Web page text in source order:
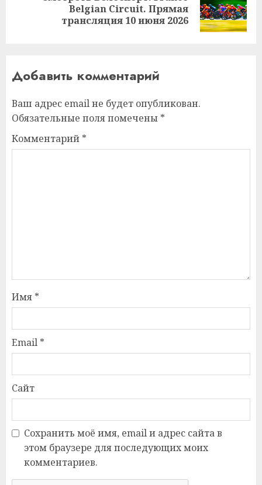
СледующаяBelgian Circuit. Прямая
трансляция 10 июня 2026
Добавить комментарий
Ваш адрес email не будет опубликован.
Обязательные поля помечены *
Комментарий *
Имя *
Email *
Сайт
Сохранить моё имя, email и адрес сайта в
этом браузере для последующих моих
комментариев.